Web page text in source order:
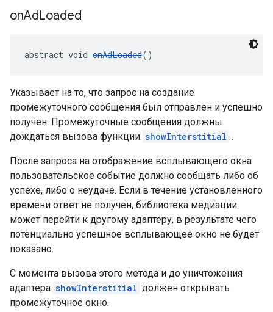
onAdLoaded
abstract void onAdLoaded()
Указывает на то, что запрос на создание
промежуточного сообщения был отправлен и успешно
получен. Промежуточные сообщения должны
дождаться вызова функции showInterstitial .
После запроса на отображение всплывающего окна
пользовательское событие должно сообщать либо об
успехе, либо о неудаче. Если в течение установленного
времени ответ не получен, библиотека медиации
может перейти к другому адаптеру, в результате чего
потенциально успешное всплывающее окно не будет
показано.
С момента вызова этого метода и до уничтожения
адаптера showInterstitial должен открывать
промежуточное окно.